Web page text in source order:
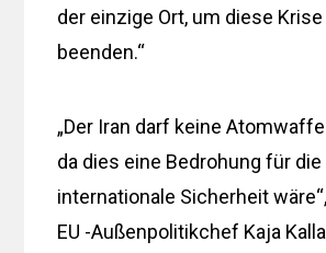
der einzige Ort, um diese
beenden.“
„Der Iran darf keine
da dies eine Bedrohung für die
internationale Sicherheit
EU -Außenpolitikchef Kaja